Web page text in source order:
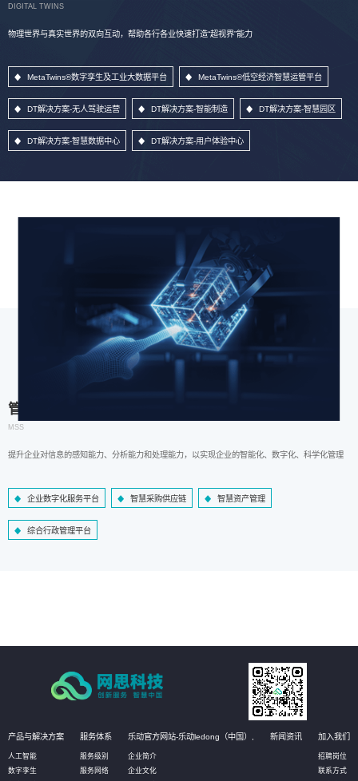
DIGITAL TWINS
物理世界与真实世界的双向互动，帮助各行各业快速打造“超视界”能力
MetaTwins®数字孪生及工业大数据平台 MetaTwins®低空经济智慧运管平台
DT解决方案-无人驾驶运营 DT解决方案-智能制造 DT解决方案-智慧园区
DT解决方案-智慧数据中心 DT解决方案-用户体验中心
管理信息系统
MSS
提升企业对信息的感知能力、分析能力和处理能力，以实现企业的智能化、数字化、科学化管理
企业数字化服务平台 智慧采购供应链 智慧资产管理
综合行政管理平台
产品与解决方案
人工智能
数字孪生
服务体系
服务级别
服务网络
乐动官方网站-乐动ledong（中国）,
企业简介
企业文化
新闻资讯 加入我们
招聘岗位
联系方式